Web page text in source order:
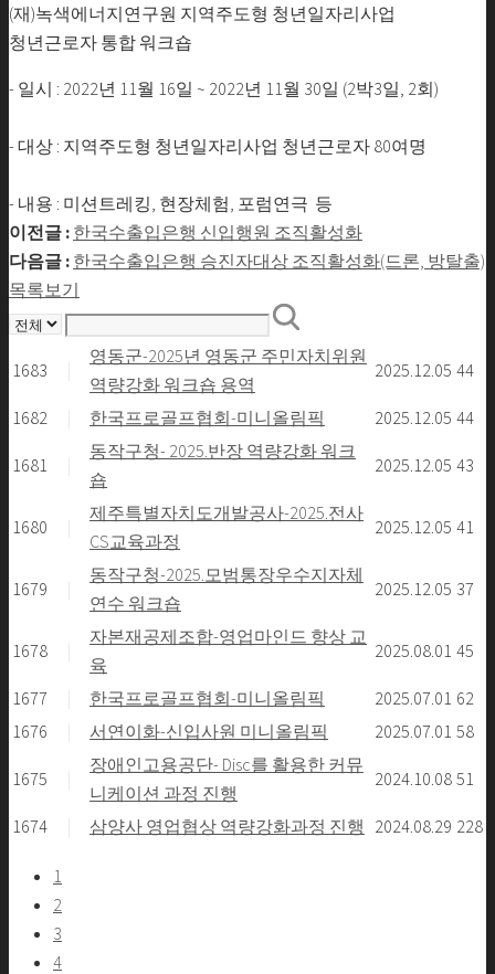
(재)녹색에너지연구원 지역주도형 청년일자리사업
청년근로자 통합 워크숍
- 일시 : 2022년 11월 16일 ~ 2022년 11월 30일 (2박3일, 2회)
- 대상 : 지역주도형 청년일자리사업 청년근로자 80여명
- 내용 : 미션트레킹, 현장체험, 포럼연극 등
이전글 : 한국수출입은행 신입행원 조직활성화
다음글 : 한국수출입은행 승진자대상 조직활성화(드론, 방탈출)
목록보기
1683
영동군-2025년 영동군 주민자치위원
역량강화 워크숍 용역
2025.12.05 44
1682 한국프로골프협회-미니올림픽 2025.12.05 44
1681
동작구청- 2025.반장 역량강화 워크
숍
2025.12.05 43
1680
제주특별자치도개발공사-2025.전사
CS교육과정
2025.12.05 41
1679
동작구청-2025.모범통장우수지자체
연수 워크숍
2025.12.05 37
1678
자본재공제조합-영업마인드 향상 교
육
2025.08.01 45
1677 한국프로골프협회-미니올림픽 2025.07.01 62
1676
서연이화-신입사원 미니올림픽 2025.07.01 58
1675
장애인고용공단- Disc를 활용한 커뮤
니케이션 과정 진행
2024.10.08 51
1674 삼양사 영업협상 역량강화과정 진행 2024.08.29 228
1
2
3
4